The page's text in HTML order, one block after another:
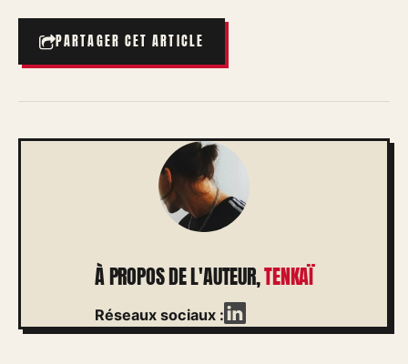
PARTAGER CET ARTICLE
À PROPOS DE L'AUTEUR,TENKAÏ
Réseaux sociaux :